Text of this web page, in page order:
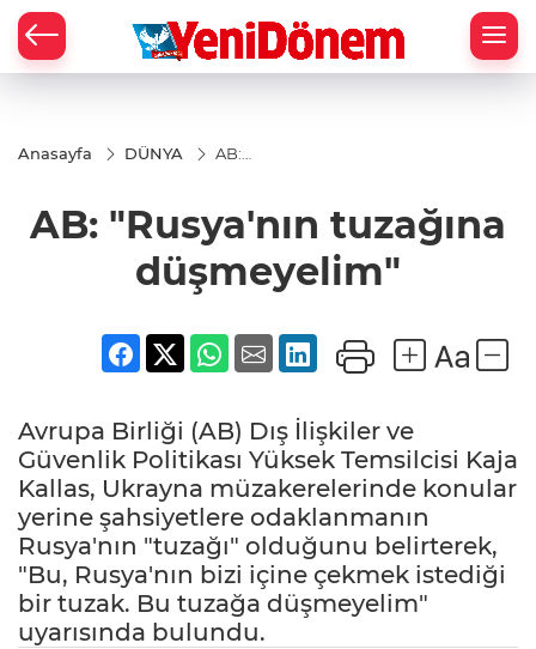
Anasayfa DÜNYA
AB:
düşmeyelim"
AB: "Rusya'nın tuzağına
düşmeyelim"
Avrupa Birliği (AB) Dış İlişkiler ve
Güvenlik Politikası Yüksek Temsilcisi Kaja
Kallas, Ukrayna müzakerelerinde konular
yerine şahsiyetlere odaklanmanın
Rusya'nın "tuzağı" olduğunu belirterek,
"Bu, Rusya'nın bizi içine çekmek istediği
bir tuzak. Bu tuzağa düşmeyelim"
uyarısında bulundu.